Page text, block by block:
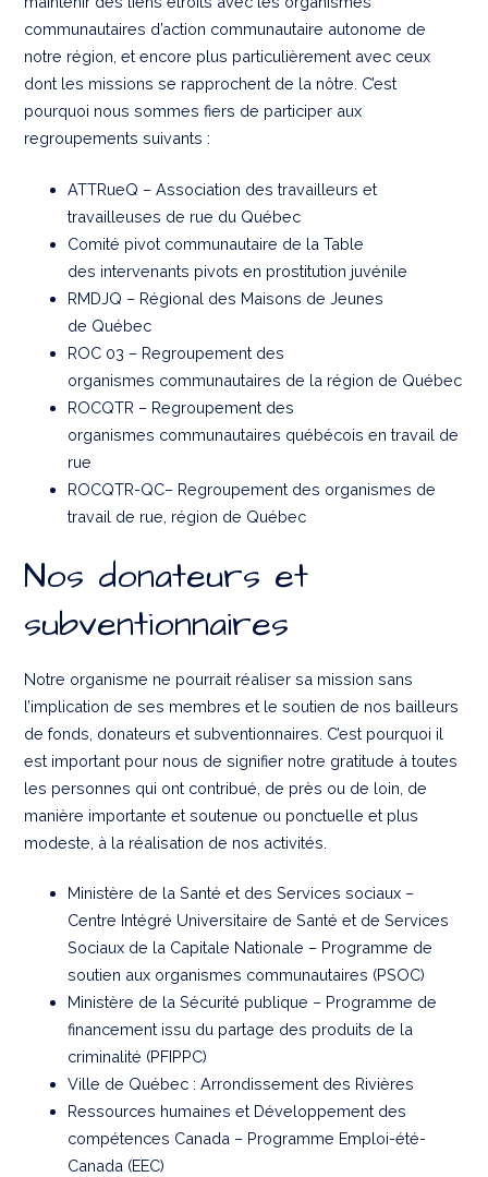
communautaires d’action communautaire autonome de
notre région, et encore plus particulièrement avec ceux
dont les missions se rapprochent de la nôtre. C’est
pourquoi nous sommes fiers de participer aux
regroupements suivants :
ATTRueQ – Association des travailleurs et
travailleuses de rue du Québec
Comité pivot communautaire de la Table
des intervenants pivots en prostitution juvénile
RMDJQ – Régional des Maisons de Jeunes
de Québec
ROC 03 – Regroupement des
organismes communautaires de la région de Québec
ROCQTR – Regroupement des
organismes communautaires québécois en travail de
rue
ROCQTR-QC– Regroupement des organismes de
travail de rue, région de Québec
Nos donateurs et
subventionnaires
Notre organisme ne pourrait réaliser sa mission sans
l’implication de ses membres et le soutien de nos bailleurs
de fonds, donateurs et subventionnaires. C’est pourquoi il
est important pour nous de signifier notre gratitude à toutes
les personnes qui ont contribué, de près ou de loin, de
manière importante et soutenue ou ponctuelle et plus
modeste, à la réalisation de nos activités.
Ministère de la Santé et des Services sociaux –
Centre Intégré Universitaire de Santé et de Services
Sociaux de la Capitale Nationale – Programme de
soutien aux organismes communautaires (PSOC)
Ministère de la Sécurité publique – Programme de
financement issu du partage des produits de la
criminalité (PFIPPC)
Ville de Québec : Arrondissement des Rivières
Ressources humaines et Développement des
compétences Canada – Programme Emploi-été-
Canada (EEC)